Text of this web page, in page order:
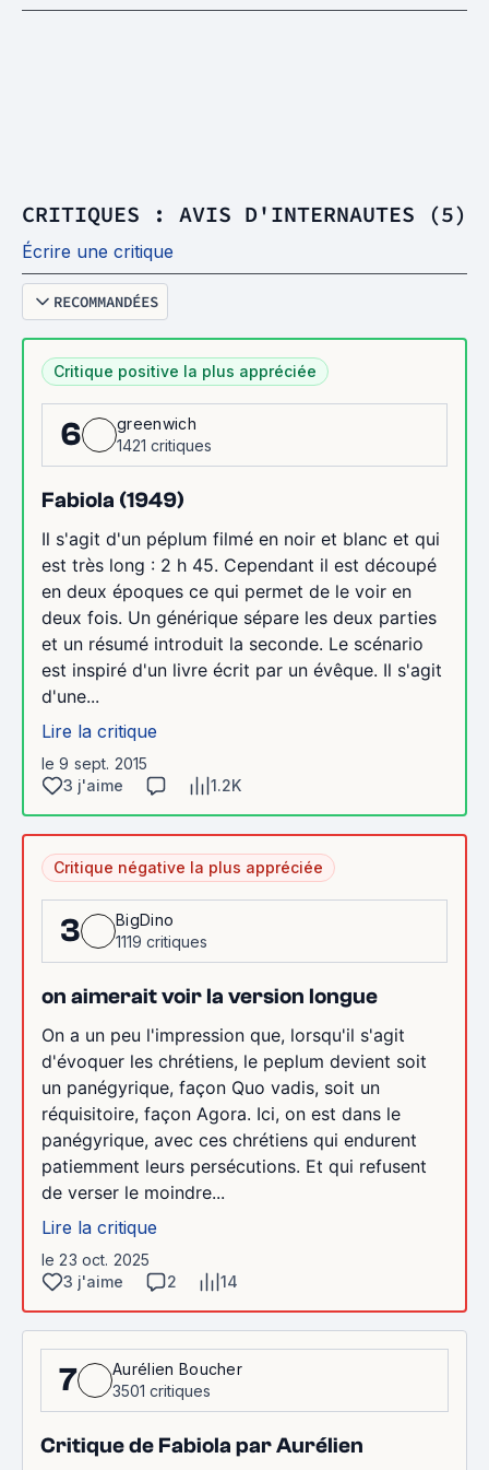
CRITIQUES : AVIS D'INTERNAUTES (5)
Écrire une critique
RECOMMANDÉES
Critique positive la plus appréciée
6
greenwich
1421 critiques
Fabiola (1949)
Il s'agit d'un péplum filmé en noir et blanc et qui
est très long : 2 h 45. Cependant il est découpé
en deux époques ce qui permet de le voir en
deux fois. Un générique sépare les deux parties
et un résumé introduit la seconde. Le scénario
est inspiré d'un livre écrit par un évêque. Il s'agit
d'une...
Lire la critique
le 9 sept. 2015
3 j'aime
1.2K
Critique négative la plus appréciée
3
BigDino
1119 critiques
on aimerait voir la version longue
On a un peu l'impression que, lorsqu'il s'agit
d'évoquer les chrétiens, le peplum devient soit
un panégyrique, façon Quo vadis, soit un
réquisitoire, façon Agora. Ici, on est dans le
panégyrique, avec ces chrétiens qui endurent
patiemment leurs persécutions. Et qui refusent
de verser le moindre...
Lire la critique
le 23 oct. 2025
3 j'aime
2 14
7
Aurélien Boucher
3501 critiques
Critique de Fabiola par Aurélien